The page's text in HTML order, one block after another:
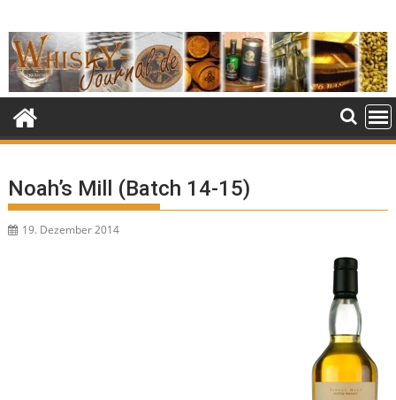
to
content
Noah’s Mill (Batch 14-15)
19. Dezember 2014